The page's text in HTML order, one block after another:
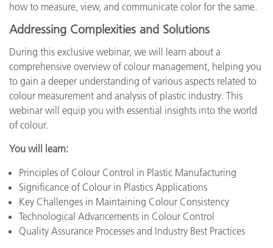
how to measure, view, and communicate color for the same.
Addressing Complexities and Solutions
During this exclusive webinar, we will learn about a
comprehensive overview of colour management, helping you
to gain a deeper understanding of various aspects related to
colour measurement and analysis of plastic industry. This
webinar will equip you with essential insights into the world
of colour.
You will learn:
Principles of Colour Control in Plastic Manufacturing
Significance of Colour in Plastics Applications
Key Challenges in Maintaining Colour Consistency
Technological Advancements in Colour Control
Quality Assurance Processes and Industry Best Practices